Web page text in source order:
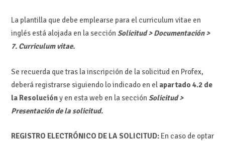
La plantilla que debe emplearse para el curriculum vitae en
inglés está alojada en la sección Solicitud > Documentación >
7. Curriculum vitae.
Se recuerda que tras la inscripción de la solicitud en Profex,
deberá registrarse siguiendo lo indicado en el apartado 4.2 de
la Resolucióny en esta web en la sección Solicitud >
Presentación de la solicitud.
REGISTRO ELECTRÓNICO DE LA SOLICITUD:En caso de optar